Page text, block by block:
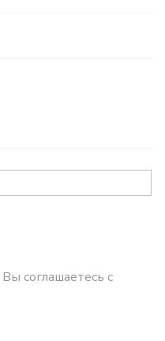
соглашаетесь с